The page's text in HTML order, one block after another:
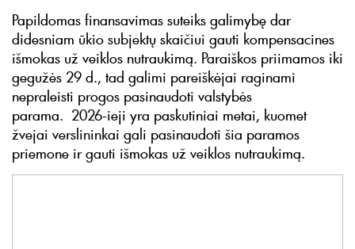
Papildomas finansavimas suteiks galimybę dar
didesniam ūkio subjektų skaičiui gauti kompensacines
išmokas už veiklos nutraukimą. Paraiškos priimamos iki
gegužės 29 d., tad galimi pareiškėjai raginami
nepraleisti progos pasinaudoti valstybės
parama. 2026-ieji yra paskutiniai metai, kuomet
žvejai verslininkai gali pasinaudoti šia paramos
priemone ir gauti išmokas už veiklos nutraukimą.